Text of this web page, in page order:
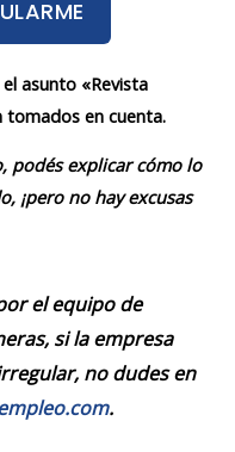
asunto «Revista
tomados en cuenta.
podés explicar cómo lo
¡pero no hay excusas
el equipo de
si la empresa
no dudes en
.